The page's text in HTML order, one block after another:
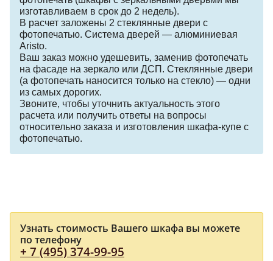
изготавливаем в срок до 2 недель).
В расчет заложены 2 стеклянные двери с
фотопечатью. Система дверей — алюминиевая
Aristo.
Ваш заказ можно удешевить, заменив фотопечать
на фасаде на зеркало или ДСП. Стеклянные двери
(а фотопечать наносится только на стекло) — одни
из самых дорогих.
Звоните, чтобы уточнить актуальность этого
расчета или получить ответы на вопросы
относительно заказа и изготовления шкафа-купе с
фотопечатью.
Узнать стоимость Вашего шкафа вы можете
по телефону
+ 7 (495) 374-99-95